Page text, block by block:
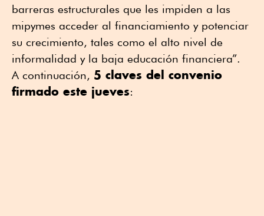
barreras estructurales que les impiden a las
mipymes acceder al financiamiento y potenciar
su crecimiento, tales como el alto nivel de
informalidad y la baja educación financiera”.
A continuación, 5 claves del convenio
firmado este jueves: